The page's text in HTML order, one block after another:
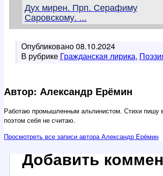
Дух мирен. Прп. Серафиму
Саровскому. ...
Опубликовано08.10.2024
В рубрике Гражданская лирика,
Автор: Александр Ерёмин
Работаю промышленным альпинистом. Стихи пишу
поэтом себя не считаю.
Просмотреть все записи автора Александр Ерёмин
Добавить